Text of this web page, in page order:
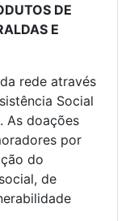
DE
E
rede através
Social
As doações
por
do
de